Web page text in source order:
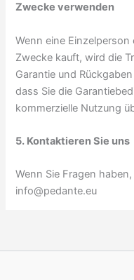
Zwecke verwenden
Wenn eine
Zwecke kauft, wird die
Garantie und
dass Sie die
kommerzielle Nutzung
5. Kontaktieren Sie uns
Wenn Sie Fragen
info@pedante.eu